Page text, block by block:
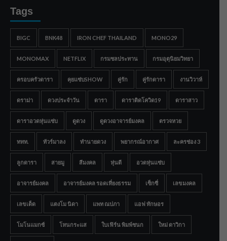
Tags
BIGC BNK48 IRON CHEF THAILAND MONO29
MONOMAX NETFLIX กรมชลประทาน กรมอุตุนิยมวิทยา
ครอบครัวดารา คุยแซ่บSHOW คู่รัก คู่รักดารา งานวิวาห์
ดราม่า ดวงประจำวัน ดารา ดาราติดโควิด19 ดาราสาว
ดาราอวดหุ่นแซ่บ ดูดวง ดูดวงอาจารย์มงคล ตรวจหวย
ททท. ทัวร์มาลง ทำนายดวง พยากรณ์อากาศ ละครช่อง 3
ลูกดารา สายมู สีมงคล หุ่นดี อวดหุ่นแซ่บ
อาจารย์มงคล อาจารย์มงคล รอดเที่ยงธรรม เซ็กซี่ เลขมงคล
เลขเด็ด แตงโม นิดา แพท ณปภา แอฟ ทักษอร
โมโนแมกซ์ โหนกระแส ใบเฟิร์น พิมพ์ชนก ใหม่ ดาวิกา